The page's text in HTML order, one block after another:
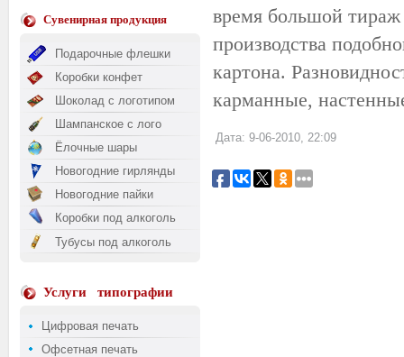
Сувенирная продукция
Подарочные флешки
Коробки конфет
Шоколад с логотипом
Шампанское с лого
Ёлочные шары
Новогодние гирлянды
Новогодние пайки
Коробки под алкоголь
Тубусы под алкоголь
Услуги типографии
Цифровая печать
Офсетная печать
время большой
производства
картона.
карманные,
Дата: 9-06-2010, 22:09